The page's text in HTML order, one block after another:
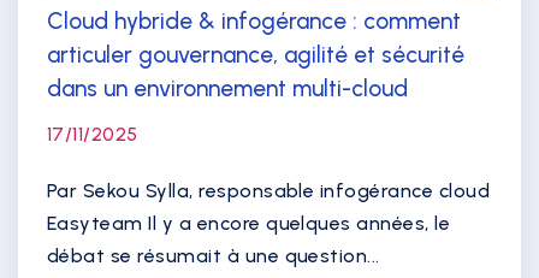
Cloud hybride & infogérance : comment
articuler gouvernance, agilité et sécurité
dans un environnement multi-cloud
17/11/2025
Par Sekou Sylla, responsable infogérance cloud
Easyteam Il y a encore quelques années, le
débat se résumait à une question...